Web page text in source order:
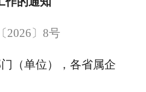
2026〕8号
（单位），各省属企